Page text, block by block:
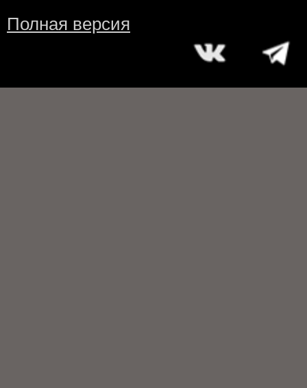
Полная версия